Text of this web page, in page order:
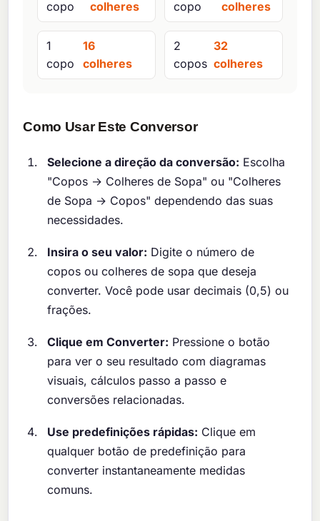
copo
colheres
copo
colheres
1
copo
16
colheres
2
copos
32
colheres
Como Usar Este Conversor
Selecione a direção da conversão: Escolha
"Copos → Colheres de Sopa" ou "Colheres
de Sopa → Copos" dependendo das suas
necessidades.
Insira o seu valor: Digite o número de
copos ou colheres de sopa que deseja
converter. Você pode usar decimais (0,5) ou
frações.
Clique em Converter: Pressione o botão
para ver o seu resultado com diagramas
visuais, cálculos passo a passo e
conversões relacionadas.
Use predefinições rápidas: Clique em
qualquer botão de predefinição para
converter instantaneamente medidas
comuns.